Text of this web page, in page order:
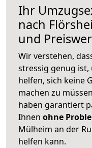
Ihr
nach
und
Wir verstehen,
stressig genug
helfen, sich keine
machen zu
haben garantiert
Ihnen ohne
Mülheim an der
helfen kann.